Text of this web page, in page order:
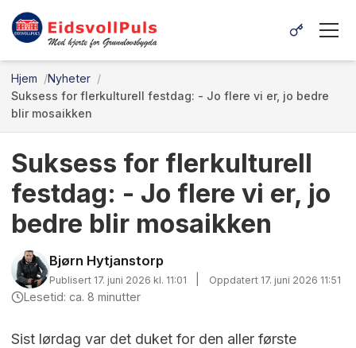
Hjem
Nyheter
Suksess for flerkulturell festdag: - Jo flere vi er, jo bedre
blir mosaikken
Suksess for flerkulturell
festdag: - Jo flere vi er, jo
bedre blir mosaikken
Bjørn Hytjanstorp
Publisert 17. juni 2026 kl. 11:01 Oppdatert 17. juni 2026 11:51
Lesetid: ca. 8 minutter
Sist lørdag var det duket for den aller første